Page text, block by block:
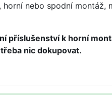
nebo spodní montáž,
příslušenství k horní
nic dokupovat.